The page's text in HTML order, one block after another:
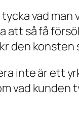
tycka vad
att så få
den konsten
inte är ett
vad kunden